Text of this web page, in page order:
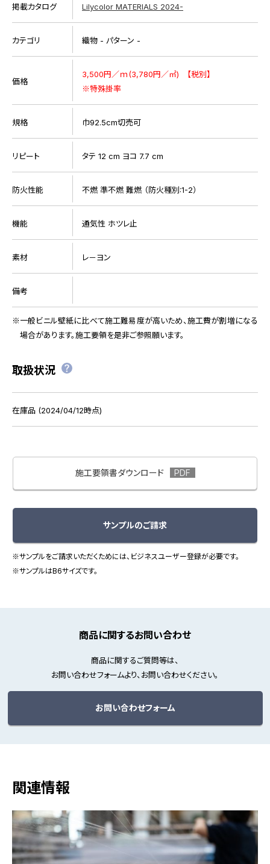
掲載カタログ Lilycolor MATERIALS 2024-
カテゴリ 織物 - パターン -
価格
3,500円／ｍ(3,780円／㎡) 【税別】
※特殊掛率
規格 巾92.5cm切売可
リピート タテ 12 cm ヨコ 7.7 cm
防火性能 不燃 準不燃 難燃 （防火種別:1-2）
機能 通気性 ホツレ止
素材 レ－ヨン
備考
一般ビニル壁紙に比べて施工難易度が高いため、施工費が割増になる
場合があります。施工要領を是非ご参照願います。
取扱状況
在庫品 (2024/04/12時点)
施工要領書ダウンロード
サンプルのご請求
※サンプルをご請求いただくためには、ビジネスユーザー登録が必要です。
※サンプルはB6サイズです。
商品に関するお問い合わせ
商品に関するご質問等は、
お問い合わせフォームより、お問い合わせください。
お問い合わせフォーム
関連情報